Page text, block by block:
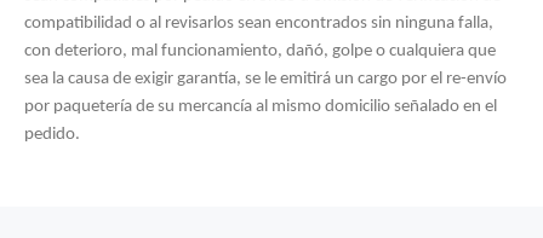
compatibilidad o al revisarlos sean encontrados sin ninguna falla,
con deterioro, mal funcionamiento, dañó, golpe o cualquiera que
sea la causa de exigir garantía, se le emitirá un cargo por el re-envío
por paquetería de su mercancía al mismo domicilio señalado en el
pedido.